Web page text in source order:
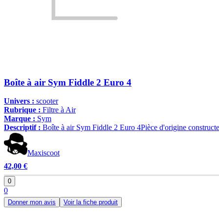
Boîte à air Sym Fiddle 2 Euro 4
Univers : scooter
Rubrique : Filtre à Air
Marque : Sym
Descriptif : Boîte à air Sym Fiddle 2 Euro 4Pièce d'origine
Maxiscoot
42,00 €
0
0
Donner mon avis Voir la fiche produit